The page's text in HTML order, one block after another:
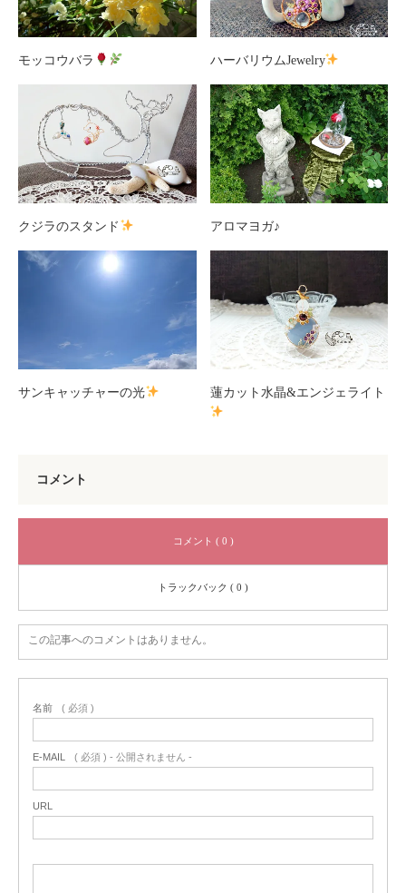
モッコウバラ ハーバリウムJewelry
クジラのスタンド アロマヨガ♪
サンキャッチャーの光 蓮カット水晶&エンジェライト
コメント
コメント ( 0 )
トラックバック ( 0 )
この記事へのコメントはありません。
名前 ( 必須 )
E-MAIL ( 必須 ) - 公開されません -
URL